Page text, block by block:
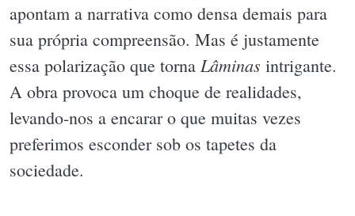
apontam a narrativa como densa demais para
sua própria compreensão. Mas é justamente
essa polarização que torna Lâminas intrigante.
A obra provoca um choque de realidades,
levando-nos a encarar o que muitas vezes
preferimos esconder sob os tapetes da
sociedade.